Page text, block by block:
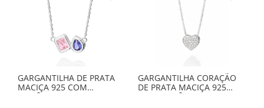
GARGANTILHA DE PRATA
MACIÇA 925 COM
ZIRCÔNIAS
GARGANTILHA CORAÇÃO
DE PRATA MACIÇA 925
COM ZIRCÔNIAS